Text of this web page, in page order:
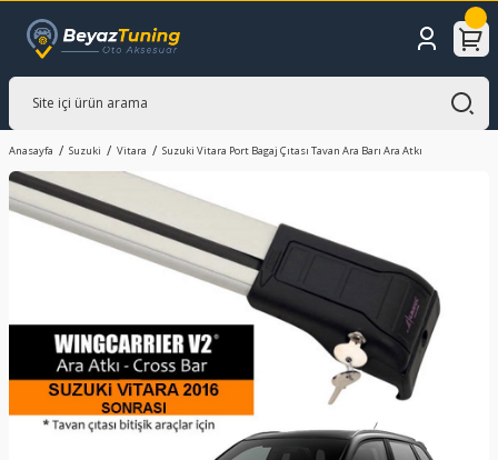
Anasayfa Suzuki Vitara Suzuki Vitara Port Bagaj Çıtası Tavan Ara Barı Ara Atkı